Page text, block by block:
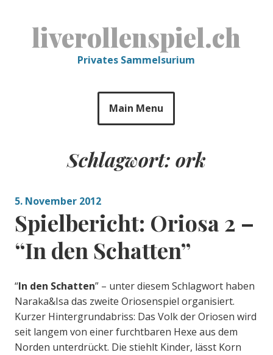
liverollenspiel.ch
Privates Sammelsurium
Main Menu
Schlagwort: ork
5. November 2012
Spielbericht: Oriosa 2 –
“In den Schatten”
“In den Schatten” – unter diesem Schlagwort haben
Naraka&Isa das zweite Oriosenspiel organisiert.
Kurzer Hintergrundabriss: Das Volk der Oriosen wird
seit langem von einer furchtbaren Hexe aus dem
Norden unterdrückt. Die stiehlt Kinder, lässt Korn